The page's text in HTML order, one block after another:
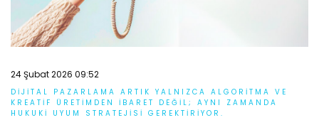
24 Şubat 2026 09:52
DIJITAL PAZARLAMA ARTIK YALNIZCA ALGORITMA VE
KREATIF ÜRETIMDEN IBARET DEĞIL; AYNI ZAMANDA
HUKUKI UYUM STRATEJISI GEREKTIRIYOR.